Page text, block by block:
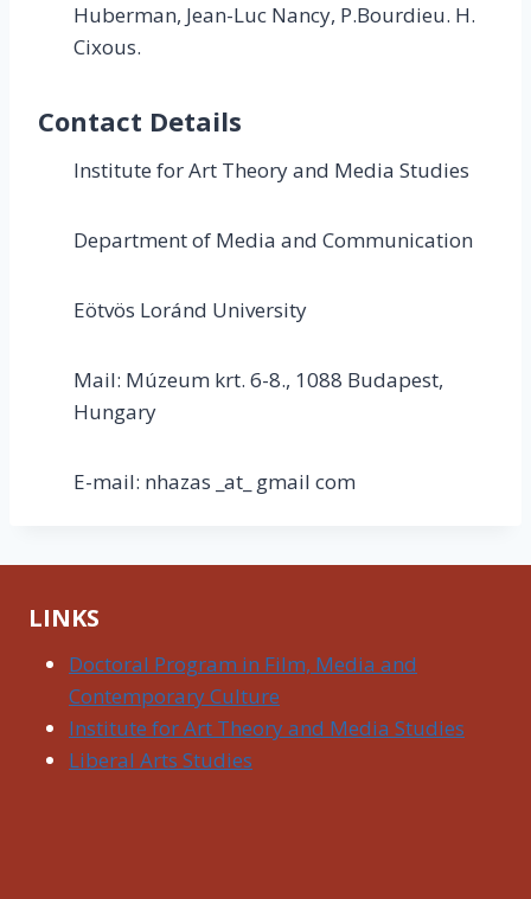
Huberman, Jean-Luc Nancy, P.Bourdieu. H.
Cixous.
Contact Details
Institute for Art Theory and Media Studies
Department of Media and Communication
Eötvös Loránd University
Mail: Múzeum krt. 6-8., 1088 Budapest,
Hungary
E-mail: nhazas _at_ gmail com
LINKS
Doctoral Program in Film, Media and
Contemporary Culture
Institute for Art Theory and Media Studies
Liberal Arts Studies